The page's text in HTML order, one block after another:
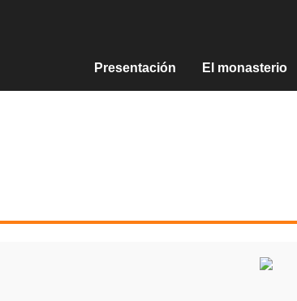
Presentación El monasterio